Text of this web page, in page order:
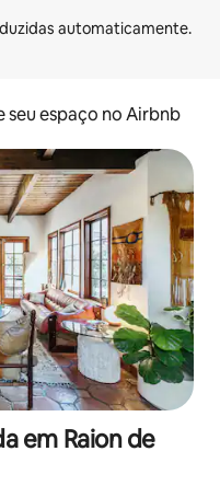
seu espaço no Airbnb
em Raion de